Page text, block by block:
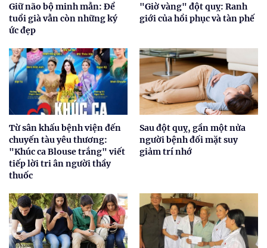
Giữ não bộ minh mẫn: Để
tuổi già vẫn còn những ký
ức đẹp
"Giờ vàng" đột quỵ: Ranh
giới của hồi phục và tàn phế
Từ sân khấu bệnh viện đến
chuyến tàu yêu thương:
"Khúc ca Blouse trắng" viết
tiếp lời tri ân người thầy
thuốc
Sau đột quỵ, gần một nửa
người bệnh đối mặt suy
giảm trí nhớ